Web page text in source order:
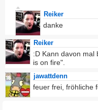
Reiker
danke
Reiker
:D Kann davon mal
is on fire".
jawattdenn
feuer frei, fröhliche